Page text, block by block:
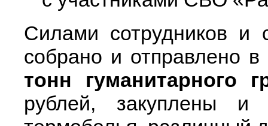
Силами сотрудников и
собрано и отправлено
тонн гуманитарного
рублей, закуплены и